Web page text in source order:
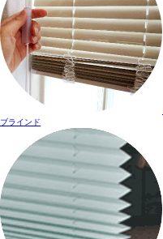
ブラインド